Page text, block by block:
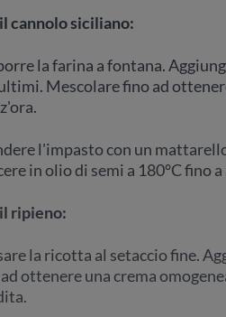
cannolo siciliano:
la farina a fontana.
Mescolare fino ad
l'impasto con un
in olio di semi a 180°C fino
ripieno:
la ricotta al setaccio fine.
ottenere una crema